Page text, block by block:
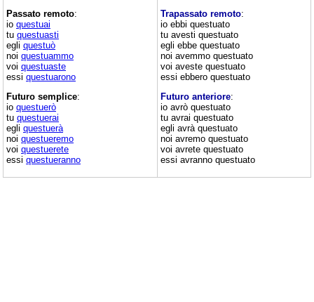
Passato remoto:
io questuai
tu questuasti
egli questuò
noi questuammo
voi questuaste
essi questuarono
Futuro semplice:
io questuerò
tu questuerai
egli questuerà
noi questueremo
voi questuerete
essi questueranno
Trapassato remoto:
io ebbi questuato
tu avesti questuato
egli ebbe questuato
noi avemmo questuato
voi aveste questuato
essi ebbero questuato
Futuro anteriore:
io avrò questuato
tu avrai questuato
egli avrà questuato
noi avremo questuato
voi avrete questuato
essi avranno questuato